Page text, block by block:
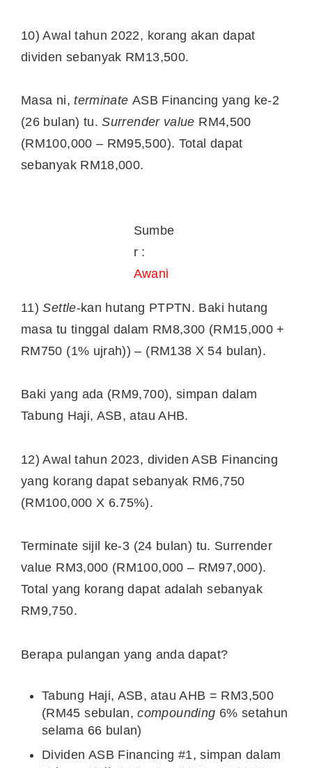
10) Awal tahun 2022, korang akan dapat
dividen sebanyak RM13,500.
Masa ni,terminate ASB Financing yang ke-2
(26 bulan) tu.Surrender value RM4,500
(RM100,000 – RM95,500). Total dapat
sebanyak RM18,000.
Sumbe
r :
Awani
11)Settle-kan hutang PTPTN. Baki hutang
masa tu tinggal dalam RM8,300 (RM15,000 +
RM750 (1% ujrah)) – (RM138 X 54 bulan).
Baki yang ada (RM9,700), simpan dalam
Tabung Haji, ASB, atau AHB.
12) Awal tahun 2023, dividen ASB Financing
yang korang dapat sebanyak RM6,750
(RM100,000 X 6.75%).
Terminate sijil ke-3 (24 bulan) tu. Surrender
value RM3,000 (RM100,000 – RM97,000).
Total yang korang dapat adalah sebanyak
RM9,750.
Berapa pulangan yang anda dapat?
Tabung Haji, ASB, atau AHB = RM3,500
(RM45 sebulan,compounding 6% setahun
selama 66 bulan)
Dividen ASB Financing #1, simpan dalam